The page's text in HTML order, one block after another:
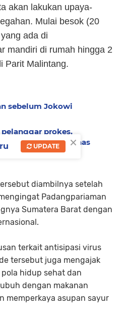
akan lakukan upaya-
Mulai besok (20
ada di
mandiri di rumah hingga 2
Parit Malintang.
sebelum Jokowi
prokes,
masker, lepas dinas
diambilnya setelah
Padangpariaman
Sumatera Barat dengan
terkait antisipasi virus
tersebut juga mengajak
hidup sehat dan
dengan makanan
memperkaya asupan sayur
×
UPDATE